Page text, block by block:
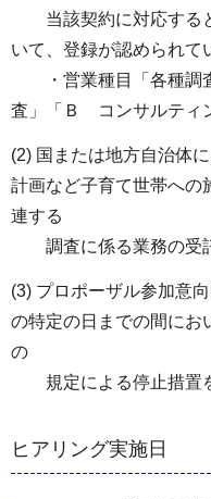
当該契約に対応する
いて、登録が認められて
・営業種目「各種調
査」「Ｂ コンサルティ
(2) 国または地方自治体
計画など子育て世帯への
連する
調査に係る業務の受託
(3) プロポーザル参加意
の特定の日までの間にお
の
規定による停止措置を
ヒアリング実施日